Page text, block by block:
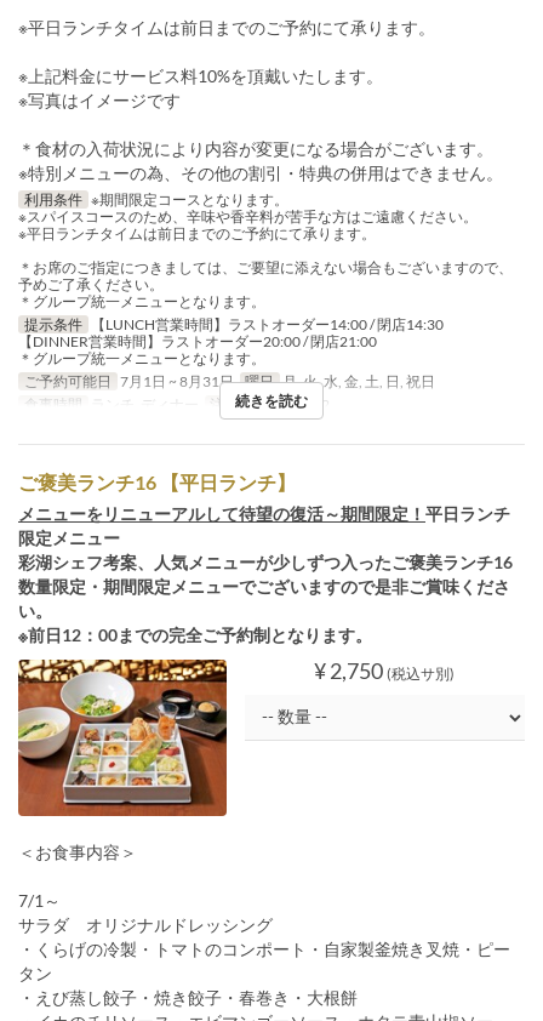
※平日ランチタイムは前日までのご予約にて承ります。
※上記料金にサービス料10%を頂戴いたします。
※写真はイメージです
＊食材の入荷状況により内容が変更になる場合がございます。
※特別メニューの為、その他の割引・特典の併用はできません。
利用条件 ※期間限定コースとなります。
※スパイスコースのため、辛味や香辛料が苦手な方はご遠慮ください。
※平日ランチタイムは前日までのご予約にて承ります。
＊お席のご指定につきましては、ご要望に添えない場合もございますので、
予めご了承ください。
＊グループ統一メニューとなります。
提示条件
【LUNCH営業時間】ラストオーダー14:00 / 閉店14:30
【DINNER営業時間】ラストオーダー20:00 / 閉店21:00
＊グループ統一メニューとなります。
ご予約可能日 7月1日 ~ 8月31日 曜日 月, 火, 水, 金, 土, 日, 祝日
食事時間
ランチ, ディナー 注文数制限 1 ~ 12
続きを読む
ご褒美ランチ16 【平日ランチ】
メニューをリニューアルして待望の復活～期間限定！ 平日ランチ
限定メニュー
彩湖シェフ考案、人気メニューが少しずつ入ったご褒美ランチ16
数量限定・期間限定メニューでございますので是非ご賞味くださ
い。
※前日12：00までの完全ご予約制となります。
¥ 2,750 (税込サ別)
＜お食事内容＞
7/1～
サラダ オリジナルドレッシング
・くらげの冷製・トマトのコンポート・自家製釜焼き叉焼・ピー
タン
・えび蒸し餃子・焼き餃子・春巻き・大根餅